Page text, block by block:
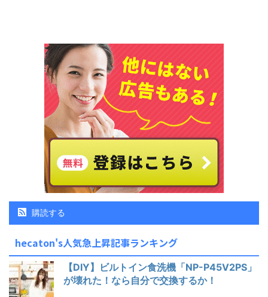
購読する
hecaton's人気急上昇記事ランキング
【DIY】ビルトイン食洗機「NP-P45V2PS」
が壊れた！なら自分で交換するか！